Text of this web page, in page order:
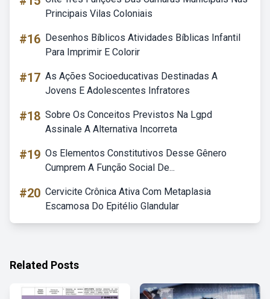
Principais Vilas Coloniais
#16 Desenhos Bíblicos Atividades Bíblicas Infantil
Para Imprimir E Colorir
#17 As Ações Socioeducativas Destinadas A
Jovens E Adolescentes Infratores
#18 Sobre Os Conceitos Previstos Na Lgpd
Assinale A Alternativa Incorreta
#19 Os Elementos Constitutivos Desse Gênero
Cumprem A Função Social De...
#20 Cervicite Crônica Ativa Com Metaplasia
Escamosa Do Epitélio Glandular
Related Posts